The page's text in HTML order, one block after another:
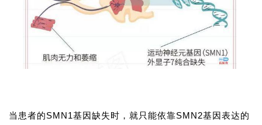
当患者的SMN1基因缺失时，就只能依靠SMN2基因表达的